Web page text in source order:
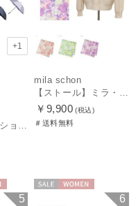
+1
【雨傘】ミラ・ショーン (mila schon) ロゴジャガード ジャンプ式 耐風傘 親骨：65cm
mila schon
【ストール】ミラ・ショーン (mila schon) シルクシフォンストール ウォーターフラワー 日本製
￥9,900 (税込)
＃送料無料
5 6